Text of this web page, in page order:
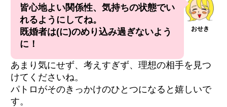
おせき
皆心地よい関係性、気持ちの状態でい
れるようにしてね。
既婚者は(に)のめり込み過ぎないよう
に！
あまり気にせず、考えすぎず、理想の相手を見つ
けてくださいね。
パトロがそのきっかけのひとつになると嬉しいで
す。